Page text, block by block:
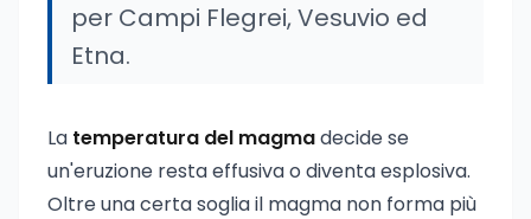
per Campi Flegrei, Vesuvio ed
Etna.
La temperatura del magmadecide se
un'eruzione resta effusiva o diventa esplosiva.
Oltre una certa soglia il magma non forma più